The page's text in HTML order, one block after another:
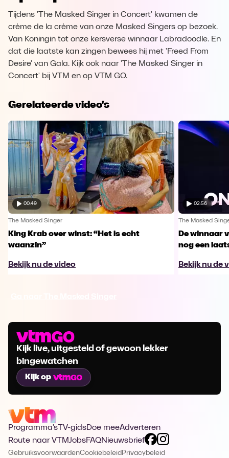
Tijdens 'The Masked Singer in Concert' kwamen de
crème de la crème van onze Masked Singers op bezoek.
Van Koningin tot onze kersverse winnaar Labradoodle. En
dat die laatste kan zingen bewees hij met 'Freed From
Desire' van Gala. Kijk ook naar 'The Masked Singer in
Concert' bij VTM en op VTM GO.
Gerelateerde video's
00:49
The Masked Singer
King Krab over winst: “Het is echt
waanzin”
Bekijk nu de video
02:56
The Masked
De winnaar
nog een
Bekijk nu de
Kijk live, uitgesteld of gewoon lekker
bingewatchen
Kijk op
Programma's TV-gidsDoe meeAdverteren
Route naar VTMJobsFAQNieuwsbrief
GebruiksvoorwaardenCookiebeleid Privacybeleid